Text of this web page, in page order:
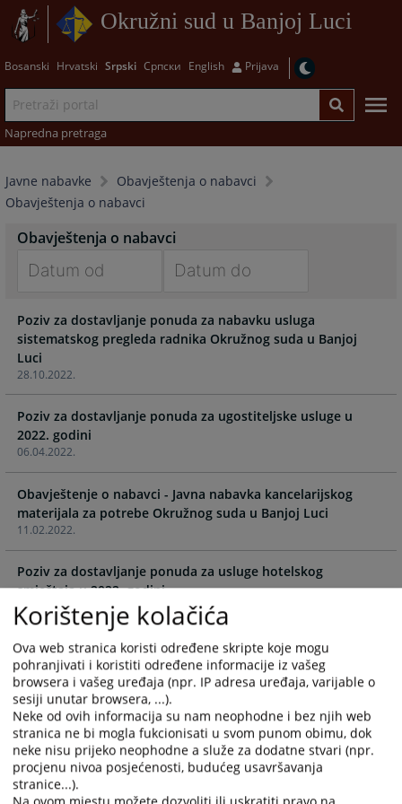
Okružni sud u Banjoj Luci
Bosanski Hrvatski Srpski Српски English Prijava
Napredna pretraga
Javne nabavke
Obavještenja o nabavci
Obavještenja o nabavci
Obavještenja o nabavci
forward
to
interact
with
the
calendar
and
select
a
date.
Press
the
mark
to
the
keyboard
shortcuts
for
changing
dates.
forward
to
the
calendar
a
date.
Press
mark
to
the
keyboard
shortcuts
for
changing
dates.
28.10.2022.
Poziv za dostavljanje ponuda za nabavku usluga
sistematskog pregleda radnika Okružnog suda u Banjoj
Luci
06.04.2022.
Poziv za dostavljanje ponuda za ugostiteljske usluge u
2022. godini
11.02.2022.
Obavještenje o nabavci - Javna nabavka kancelarijskog
materijala za potrebe Okružnog suda u Banjoj Luci
02.02.2022.
Poziv za dostavljanje ponuda za usluge hotelskog
smještaja u 2022. godini
02.02.2022.
Poziv za dostavljanje ponuda za usluge stručnog
usavršavanja za zaposlene Okružnog suda u Banjoj Luci u
2022. godini
02.02.2022.
Poziv za dostavljanje ponuda za usluge objavljivanja u
dnevnim novinama u 2022. godini
Korištenje kolačića
Ova web stranica koristi određene skripte koje mogu
pohranjivati i koristiti određene informacije iz vašeg
browsera i vašeg uređaja (npr. IP adresa uređaja, varijable o
sesiji unutar browsera, ...).
Neke od ovih informacija su nam neophodne i bez njih web
stranica ne bi mogla fukcionisati u svom punom obimu, dok
neke nisu prijeko neophodne a služe za dodatne stvari (npr.
procjenu nivoa posjećenosti, budućeg usavršavanja
stranice...).